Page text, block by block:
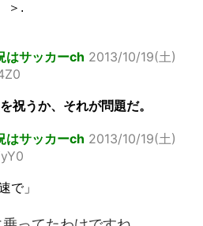
.
はサッカーch 2013/10/19(土)
祝うか、それが問題だ。
はサッカーch 2013/10/19(土)
で」